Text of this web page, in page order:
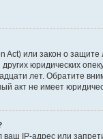
Act) или закон о
юридических
лет. Обратите
акт не имеет
IP-адрес или